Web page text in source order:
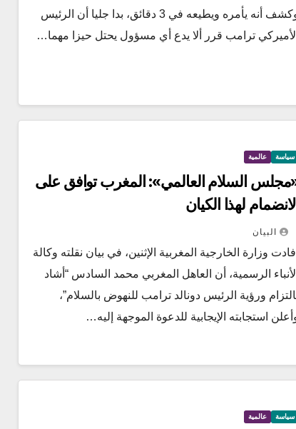
وكشف أنه يأمره ويطيعه في 3 دقائق، بدا جليا أن الرئيس
الأميركي ترامب قرر ألا يدع أي مسؤول يحتل حيزا مهما…
سياسة عالمية
السلام العالمي»: المغرب توافق على
لهذا الكيان
البيان
أفادت وزارة الخارجية المغربية الإثنين، في بيان نقلته وكالة
الأنباء الرسمية، أن العاهل المغربي محمد السادس “أشاد
ورؤية الرئيس دونالد ترامب للنهوض بالسلام”،
استجابته الإيجابية للدعوة الموجهة إليه…
سياسة عالمية